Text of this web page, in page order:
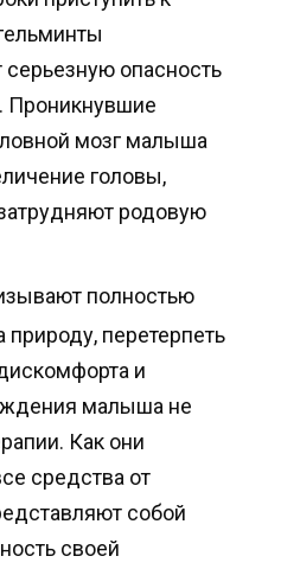
опасность
Проникнувшие
мозг малыша
головы,
родовую
полностью
природу, перетерпеть
и
малыша не
Как они
средства от
собой
своей